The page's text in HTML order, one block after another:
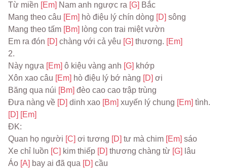
Từ miền [Em] Nam anh ngược ra [G] Bắc
Mang theo câu [Em] hò điệu lý chín dòng [D] sông
Mang theo tấm [Bm] lòng con trai miệt vườn
Em ra đón [D] chàng với cả yêu [G] thương. [Em]
2.
Này ngựa [Em] ô kiệu vàng anh [G] khớp
Xôn xao câu [Em] hò điệu lý bớ nàng [D] ơi
Băng qua núi [Bm] đèo cao cao trập trùng
Đưa nàng về [D] dinh xao [Bm] xuyến lý chung [Em]
[D] [Em]
ĐK:
Quan họ người [C] ơi tương [D] tư mà chim [Em] sáo
Xe chỉ luồn [C] kim thiếp [D] thương chàng từ [G] lâu
Áo [A] bay ai đã qua [D] cầu